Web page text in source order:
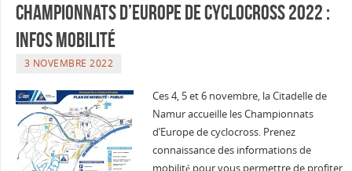
Championnats d’Europe de cyclocross 2022 :
Infos mobilité
3 NOVEMBRE 2022
Ces 4, 5 et 6 novembre, la Citadelle de
Namur accueille les Championnats
d’Europe de cyclocross. Prenez
connaissance des informations de